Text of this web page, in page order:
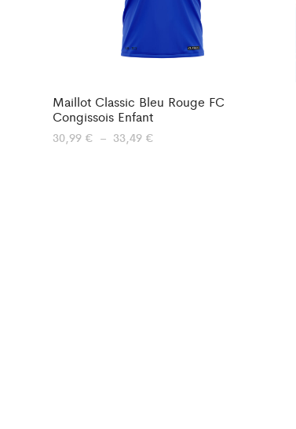
Maillot Classic Bleu Rouge FC
Congissois Enfant
30,99 € – 33,49 €